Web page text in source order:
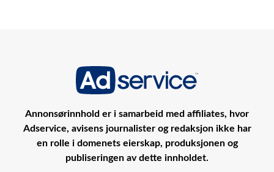
Annonsørinnhold er i samarbeid med affiliates, hvor
Adservice, avisens journalister og redaksjon ikke har
en rolle i domenets eierskap, produksjonen og
publiseringen av dette innholdet.